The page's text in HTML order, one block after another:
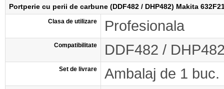
Portperie cu perii de carbune (DDF482 / DHP482) Makita
Clasa de utilizare Profesionala
Compatibilitate DDF482 /
Set de livrare Ambalaj de 1 buc.